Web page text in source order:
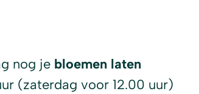
nog je bloemen laten
(zaterdag voor 12.00 uur)